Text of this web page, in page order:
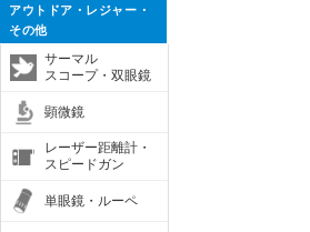
アウトドア・レジャー・
その他
サーマル
スコープ・双眼鏡
顕微鏡
レーザー距離計・
スピードガン
単眼鏡・ルーペ